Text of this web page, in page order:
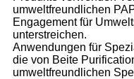
umweltfreundlichen
Engagement für
unterstreichen.
Anwendungen für
die von Beite
umweltfreundlichen